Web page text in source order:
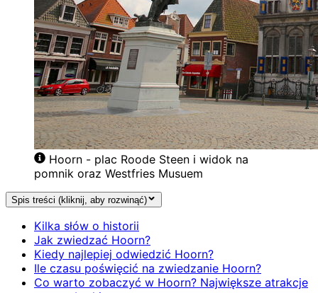
Hoorn - plac Roode Steen i widok na
pomnik oraz Westfries Musuem
Spis treści (kliknij, aby rozwinąć)
Kilka słów o historii
Jak zwiedzać Hoorn?
Kiedy najlepiej odwiedzić Hoorn?
Ile czasu poświęcić na zwiedzanie Hoorn?
Co warto zobaczyć w Hoorn? Największe atrakcje